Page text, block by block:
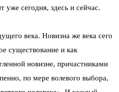
уже сегодня, здесь и сейчас.
века. Новизна же века сего
существование и как
новизне, причастниками
по мере волевого выбора,